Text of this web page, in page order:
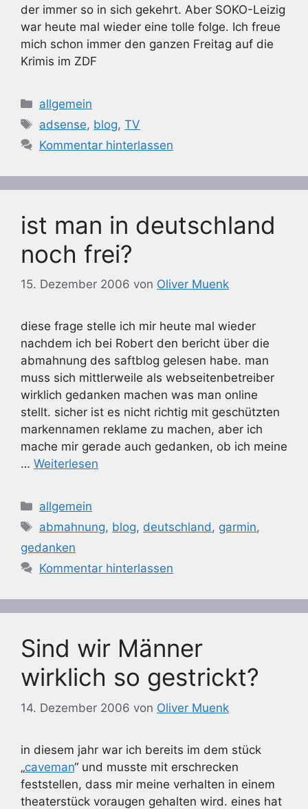
der immer so in sich gekehrt. Aber SOKO-Leizig
war heute mal wieder eine tolle folge. Ich freue
mich schon immer den ganzen Freitag auf die
Krimis im ZDF
Kategorien
allgemein
Schlagwörter
adsense, blog,TV
Kommentar hinterlassen
ist man in deutschland
noch frei?
15. Dezember 2006 von Oliver Muenk
diese frage stelle ich mir heute mal wieder
nachdem ich bei Robert den bericht über die
abmahnung des saftblog gelesen habe. man
muss sich mittlerweile als webseitenbetreiber
wirklich gedanken machen was man online
stellt. sicher ist es nicht richtig mit geschützten
markennamen reklame zu machen, aber ich
mache mir gerade auch gedanken, ob ich meine
… Weiterlesen
Kategorien
allgemein
Schlagwörter
abmahnung, blog, deutschland, garmin,
gedanken
Kommentar hinterlassen
Sind wir Männer
wirklich so gestrickt?
14. Dezember 2006 von Oliver Muenk
in diesem jahr war ich bereits im dem stück
„caveman“ und musste mit erschrecken
feststellen, dass mir meine verhalten in einem
theaterstück voraugen gehalten wird. eines hat